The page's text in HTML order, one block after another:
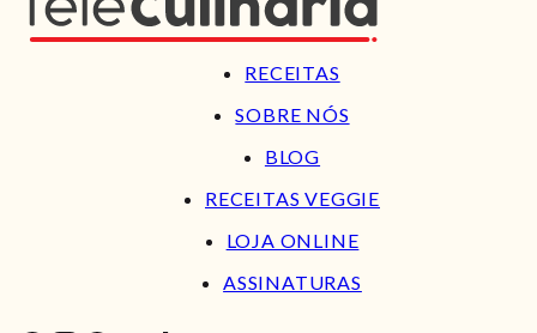
RECEITAS
SOBRE NÓS
BLOG
RECEITAS VEGGIE
LOJA ONLINE
ASSINATURAS